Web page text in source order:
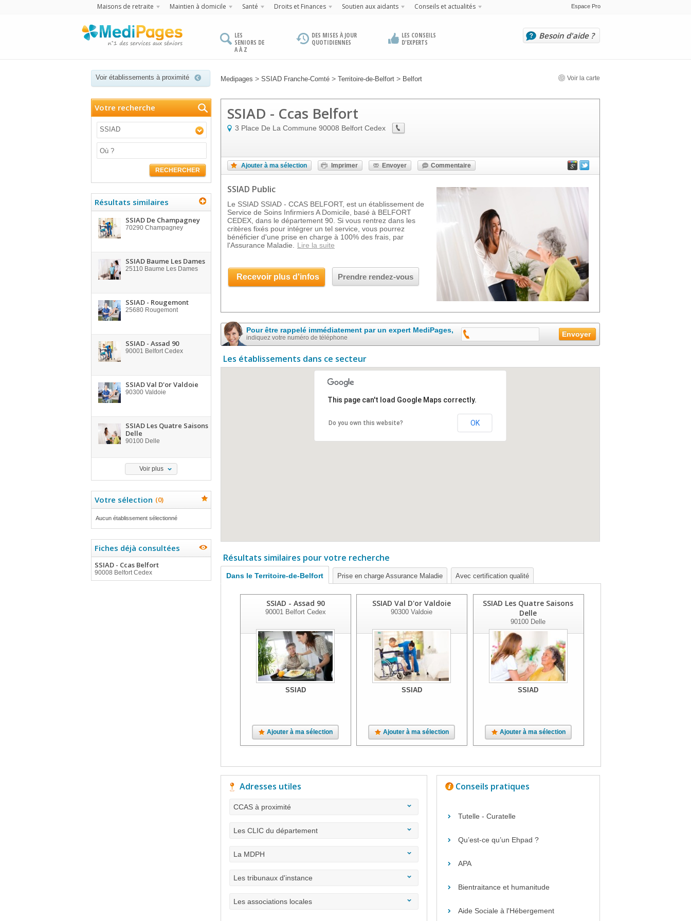
Maisons de retraite Maintien à domicile Santé Droits et Finances Soutien aux aidants Conseils et actualités Espace Pro
LES
SENIORS DE
A À Z
DES MISES À JOUR
QUOTIDIENNES
LES CONSEILS
D'EXPERTS
Besoin d'aide ?
Voir établissements à proximité Medipages > SSIAD Franche-Comté > Territoire-de-Belfort > Belfort Voir la carte
Votre recherche
SSIAD
RECHERCHER
Résultats similaires
SSIAD De Champagney
70290 Champagney
SSIAD Baume Les Dames
25110 Baume Les Dames
SSIAD - Rougemont
25680 Rougemont
SSIAD - Assad 90
90001 Belfort Cedex
SSIAD Val D'or Valdoie
90300 Valdoie
SSIAD Les Quatre Saisons
Delle
90100 Delle
Voir plus
Votre sélection (0)
Aucun établissement sélectionné
Fiches déjà consultées
SSIAD - Ccas Belfort
90008 Belfort Cedex
SSIAD - Ccas Belfort
3 Place De La Commune 90008 Belfort Cedex
Ajouter à ma sélection Imprimer Envoyer Commentaire
SSIAD Public
Le SSIAD SSIAD - CCAS BELFORT, est un établissement de
Service de Soins Infirmiers A Domicile, basé à BELFORT
CEDEX, dans le département 90. Si vous rentrez dans les
critères fixés pour intégrer un tel service, vous pourrez
bénéficier d'une prise en charge à 100% des frais, par
l'Assurance Maladie.
Lire la suite
Recevoir plus d'infos Prendre rendez-vous
Pour être rappelé immédiatement par un expert MediPages,
indiquez votre numéro de téléphone
Les établissements dans ce secteur
This page can't load Google Maps correctly.
Do you own this website? OK
Résultats similaires pour votre recherche
Dans le Territoire-de-Belfort Prise en charge Assurance Maladie Avec certification qualité
SSIAD - Assad 90
90001Belfort Cedex
SSIAD
Ajouter à ma sélection
SSIAD Val D'or Valdoie
90300 Valdoie
SSIAD
Ajouter à ma sélection
SSIAD Les Quatre Saisons
Delle
90100 Delle
SSIAD
Ajouter à ma sélection
Adresses utiles
CCAS à proximité
Les CLIC du département
La MDPH
Les tribunaux d'instance
Les associations locales
Conseils pratiques
Tutelle - Curatelle
Qu’est-ce qu’un Ehpad ?
APA
Bientraitance et humanitude
Aide Sociale à l'Hébergement